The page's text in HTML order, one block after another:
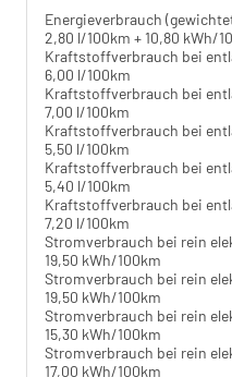
Energieverbrauch
2,80 l/100km + 10,80 kWh/
Kraftstoffverbrauch bei
6,00 l/100km
Kraftstoffverbrauch bei
7,00 l/100km
Kraftstoffverbrauch bei
5,50 l/100km
Kraftstoffverbrauch bei
5,40 l/100km
Kraftstoffverbrauch bei
7,20 l/100km
Stromverbrauch bei rein
19,50 kWh/100km
Stromverbrauch bei rein
19,50 kWh/100km
Stromverbrauch bei rein
15,30 kWh/100km
Stromverbrauch bei rein
17,00 kWh/100km